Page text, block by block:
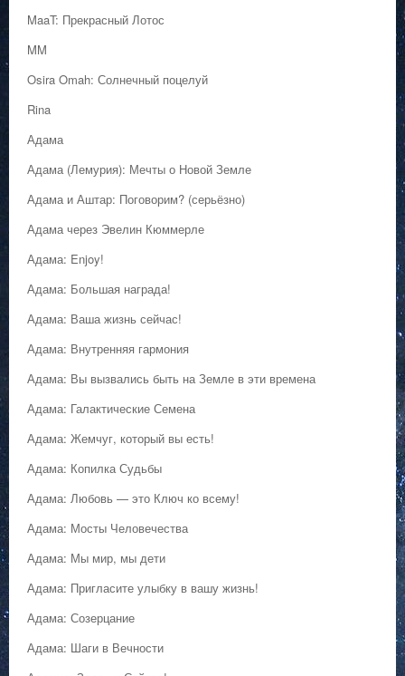
MaaT: Прекрасный Лотос
MM
Osira Omah: Солнечный поцелуй
Rina
Адама
Адама (Лемурия): Мечты о Новой Земле
Адама и Аштар: Поговорим? (серьёзно)
Адама через Эвелин Кюммерле
Адама: Enjoy!
Адама: Большая награда!
Адама: Ваша жизнь сейчас!
Адама: Внутренняя гармония
Адама: Вы вызвались быть на Земле в эти времена
Адама: Галактические Семена
Адама: Жемчуг, который вы есть!
Адама: Копилка Судьбы
Адама: Любовь — это Ключ ко всему!
Адама: Мосты Человечества
Адама: Мы мир, мы дети
Адама: Пригласите улыбку в вашу жизнь!
Адама: Созерцание
Адама: Шаги в Вечности